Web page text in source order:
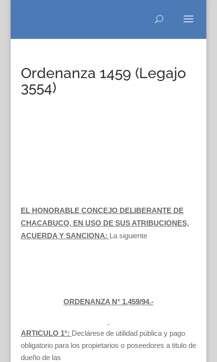
Ordenanza 1459 (Legajo
3554)
EL HONORABLE CONCEJO DELIBERANTE DE
CHACABUCO, EN USO DE SUS ATRIBUCIONES,
ACUERDA Y SANCIONA: La siguiente
ORDENANZA N° 1.459/94.-
ARTICULO 1°: Declárese de utilidad pública y pago
obligatorio para los propietarios o poseedores a titulo de
dueño de las